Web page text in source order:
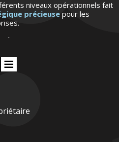
niveaux opérationnels fait
précieuse pour les